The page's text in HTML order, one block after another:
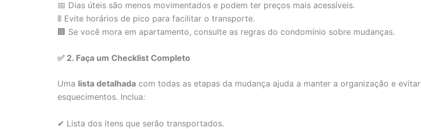
📅 Dias úteis são menos movimentados e podem ter preços mais acessíveis.
🚦 Evite horários de pico para facilitar o transporte.
🏢 Se você mora em apartamento, consulte as regras do condomínio sobre mudanças.
✅ 2. Faça um Checklist Completo
Uma lista detalhada com todas as etapas da mudança ajuda a manter a organização e evitar
esquecimentos. Inclua:
✔ Lista dos itens que serão transportados.